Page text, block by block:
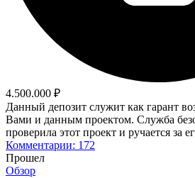
4.500.000 ₽
Данный депозит служит как гарант
Вами и данным проектом. Служба
проверила этот проект и ручается за
Комментарии: 172
Прошел
Обзор